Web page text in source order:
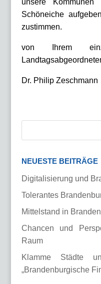
unsere
Schöneiche
zustimmen.
von Ihrem
Dr. Philip Zeschmann
NEUESTE BEITRÄGE
Digitalisierung und
Tolerantes
Mittelstand in
Chancen und
Raum
Klamme Städte
„Brandenburgische